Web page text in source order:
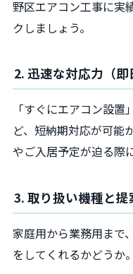
野区エアコン工事に実
クしましょう。
2. 迅速な対応力（即
「すぐにエアコン設
ど、短納期対応が可能
やご入居予定が迫る際
3. 取り扱い機種と提
家庭用から業務用まで
をしてくれるかどうか